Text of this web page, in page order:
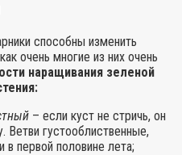
способны изменить
очень многие из них очень
наращивания зеленой
– если куст не стричь, он
густооблиственные,
первой половине лета;